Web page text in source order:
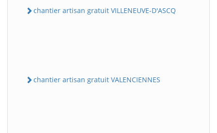
chantier artisan gratuit VILLENEUVE-D'ASCQ
chantier artisan gratuit VALENCIENNES